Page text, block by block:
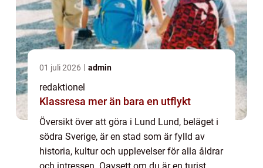
01 juli 2026 admin
redaktionel
Klassresa mer än bara en utflykt
Översikt över att göra i Lund Lund, beläget i
södra Sverige, är en stad som är fylld av
historia, kultur och upplevelser för alla åldrar